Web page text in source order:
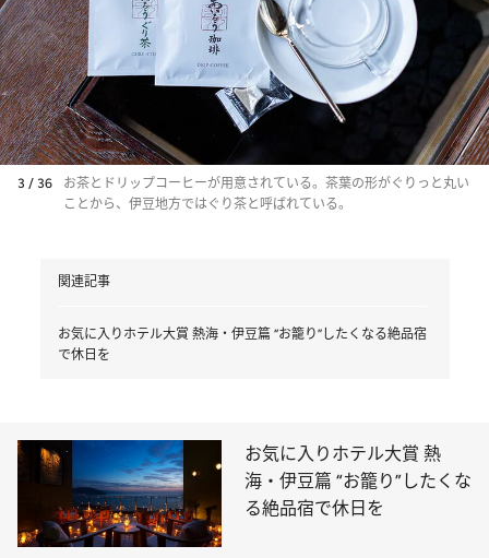
3 / 36
お茶とドリップコーヒーが用意されている。茶葉の形がぐりっと丸い
ことから、伊豆地方ではぐり茶と呼ばれている。
関連記事
お気に入りホテル大賞 熱海・伊豆篇 “お籠り”したくなる絶品宿
で休日を
お気に入りホテル大賞 熱
海・伊豆篇 “お籠り”したくな
る絶品宿で休日を